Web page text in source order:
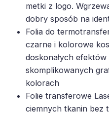
metki z logo.
dobry sposób na
Folia do
czarne i kolorowe
doskonałych
skomplikowanych
kolorach
Folie transferowe
ciemnych tkanin bez